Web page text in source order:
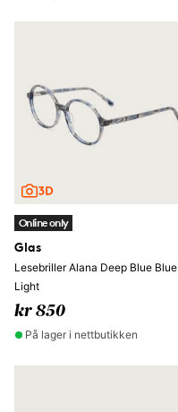
Online only
Glas
Lesebriller Alana Deep Blue Blue
Light
kr 850
På lager i nettbutikken